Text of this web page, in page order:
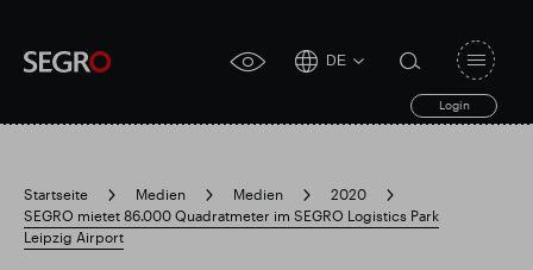
accessibility
DE
Login
search
form
Search
for
toggle
Startseite Medien Medien
2020
SEGRO mietet 86.000 Quadratmeter im SEGRO Logistics Park
Leipzig Airport